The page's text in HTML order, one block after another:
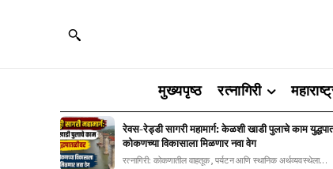
मुख्यपृष्ठ रत्नागिरी
रेवस-रेड्डी सागरी महामार्ग: केळशी खाडी पुलाचे काम
कोकणच्या विकासाला मिळणार नवा वेग
रत्नागिरी: कोकणातील वाहतूक, पर्यटन आणि स्थानिक अर्थव्यवस्थेला...